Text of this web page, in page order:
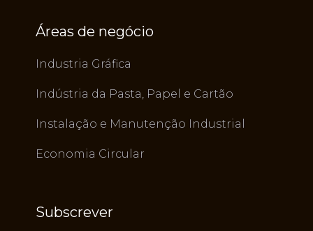
Áreas de negócio
Industria Gráfica
Indústria da Pasta, Papel e Cartão
Instalação e Manutenção Industrial
Economia Circular
Subscrever